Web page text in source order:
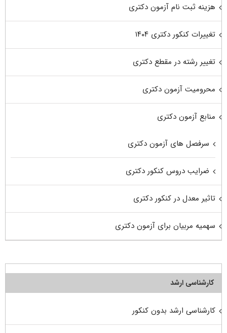
هزینه ثبت نام آزمون دکتری
تغییرات کنکور دکتری ۱۴۰۴
تغییر رشته در مقطع دکتری
محرومیت آزمون دکتری
منابع آزمون دکتری
سرفصل های آزمون دکتری
ضرایب دروس کنکور دکتری
تاثیر معدل در کنکور دکتری
سهمیه مربیان برای آزمون دکتری
کارشناسی ارشد
کارشناسی ارشد بدون کنکور